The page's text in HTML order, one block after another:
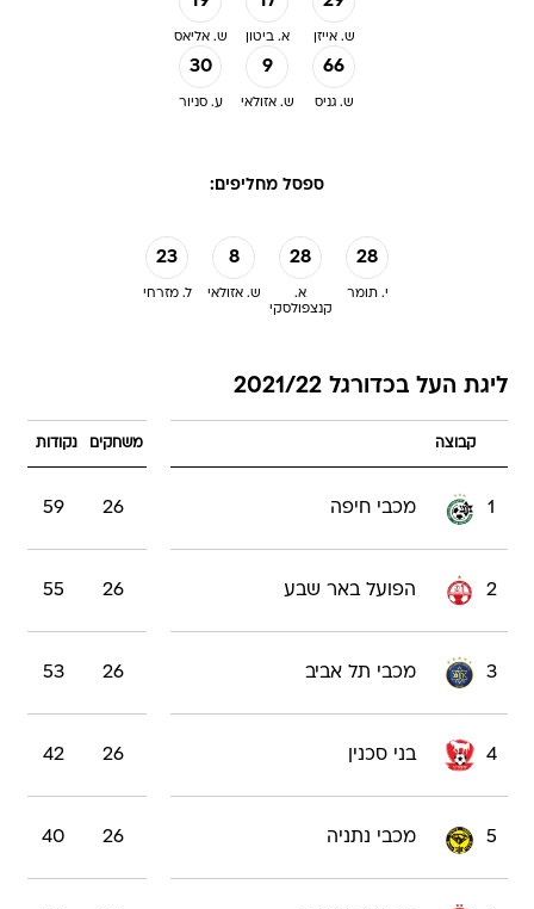
ש. אליאס א. ביטון ש. אייזן
30
ע. סניור
9
ש. אזולאי
66
ש. גניס
ספסל מחליפים:
23
ל. מזרחי
8
ש. אזולאי
28
א.
קנצפולסקי
28
י. תומר
ליגת העל בכדורגל 2021/22
קבוצה משחקים נקודות
1 מכבי חיפה 26
59
2 הפועל באר שבע 26
55
3 מכבי תל אביב 26
53
4 בני סכנין 26
42
5 מכבי נתניה 26
40